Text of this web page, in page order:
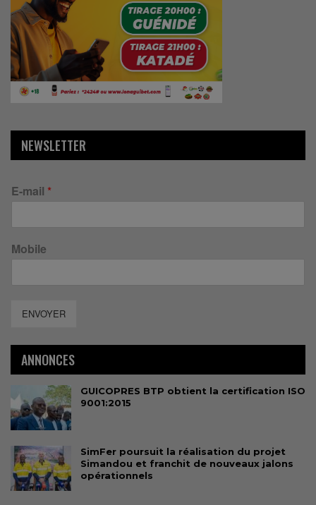
NEWSLETTER
E-mail *
Mobile
ENVOYER
ANNONCES
GUICOPRES BTP obtient la certification ISO
9001:2015
SimFer poursuit la réalisation du projet
Simandou et franchit de nouveaux jalons
opérationnels